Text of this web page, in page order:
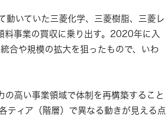
いていた三菱化学、三菱樹脂、三菱レ
事業の買収に乗り出す。2020年に入
合や規模の拡大を狙ったもので、いわ
高い事業領域で体制を再構築すること
ティア（階層）で異なる動きが見える点